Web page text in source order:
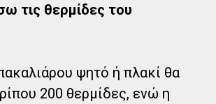
τις θερμίδες του
ψητό ή πλακί θα
200 θερμίδες, ενώ η